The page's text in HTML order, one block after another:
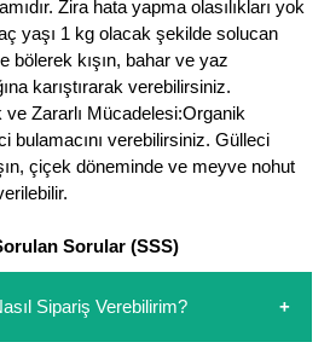
Zira hata yapma olasılıkları yok
yaşı 1 kg olacak şekilde solucan
bölerek kışın, bahar ve yaz
karıştırarak verebilirsiniz.
ve Zararlı Mücadelesi:Organik
bulamacını verebilirsiniz. Gülleci
çiçek döneminde ve meyve nohut
Sorular (SSS)
Sipariş Verebilirim?